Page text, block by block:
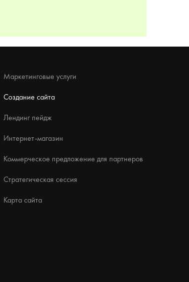
Маркетинговые услуги
Создание сайта
Лендинг пейдж
Интернет-магазин
Коммерческое предложение для партнеров
Стратегическая сессия
Карта сайта